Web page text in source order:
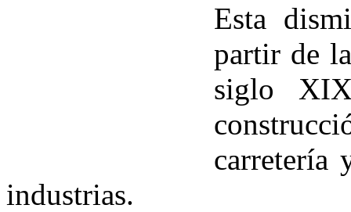
Esta
partir de
siglo
carretería
industrias.